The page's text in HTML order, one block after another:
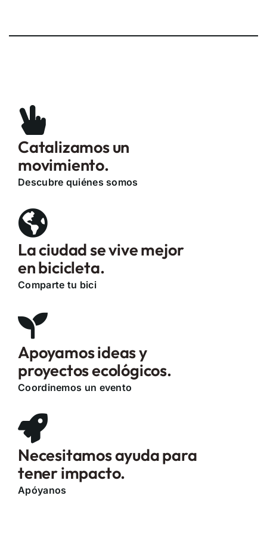
Catalizamos un
movimiento.
Descubre quiénes somos
La ciudad se vive mejor
en bicicleta.
Comparte tu bici
Apoyamos ideas y
proyectos ecológicos.
Coordinemos un evento
Necesitamos ayuda para
tener impacto.
Apóyanos